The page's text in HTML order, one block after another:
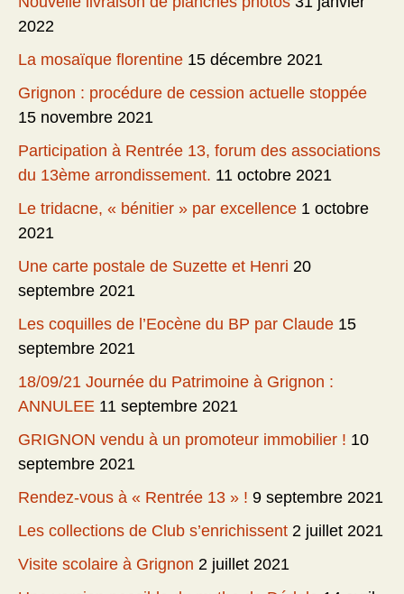
2022
La mosaïque florentine 15 décembre 2021
Grignon : procédure de cession actuelle stoppée
15 novembre 2021
Participation à Rentrée 13, forum des associations
du 13ème arrondissement. 11 octobre 2021
Le tridacne, « bénitier » par excellence 1 octobre
2021
Une carte postale de Suzette et Henri 20
septembre 2021
Les coquilles de l’Eocène du BP par Claude 15
septembre 2021
18/09/21 Journée du Patrimoine à Grignon :
ANNULEE 11 septembre 2021
GRIGNON vendu à un promoteur immobilier ! 10
septembre 2021
Rendez-vous à « Rentrée 13 » ! 9 septembre 2021
Les collections de Club s’enrichissent 2 juillet 2021
Visite scolaire à Grignon 2 juillet 2021